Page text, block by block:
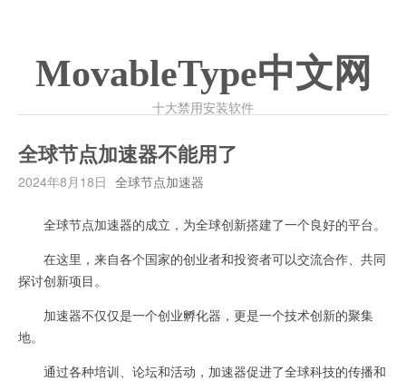
MovableType中文网
十大禁用安装软件
全球节点加速器不能用了
2024年8月18日 全球节点加速器
全球节点加速器的成立，为全球创新搭建了一个良好的平台。
在这里，来自各个国家的创业者和投资者可以交流合作、共同
探讨创新项目。
加速器不仅仅是一个创业孵化器，更是一个技术创新的聚集
地。
通过各种培训、论坛和活动，加速器促进了全球科技的传播和